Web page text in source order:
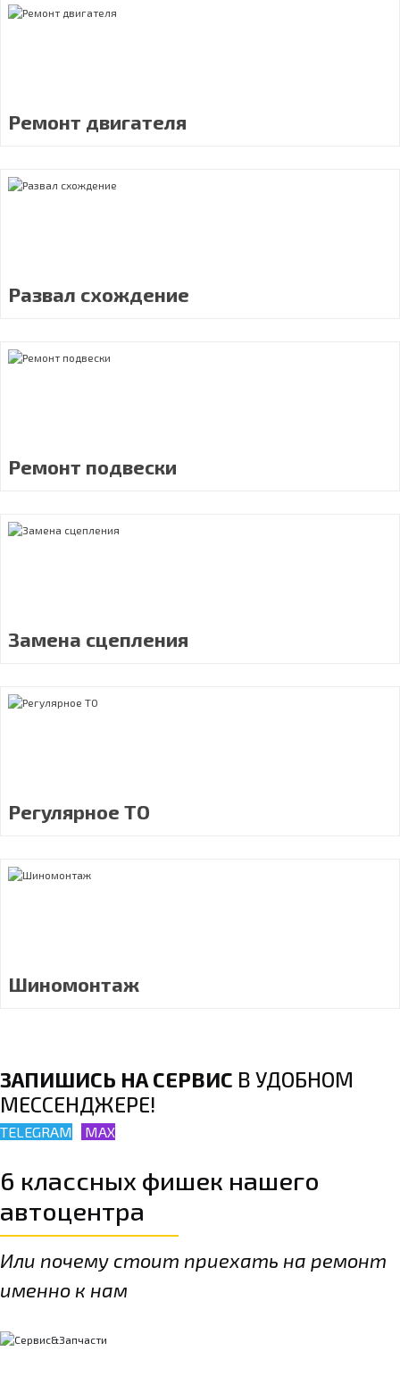
Ремонт двигателя
Развал схождение
Ремонт подвески
Замена сцепления
Регулярное ТО
Шиномонтаж
ЗАПИШИСЬ НА СЕРВИС В УДОБНОМ
МЕССЕНДЖЕРЕ!
TELEGRAM MAX
6 классных фишек нашего
автоцентра
Или почему стоит приехать на ремонт
именно к нам